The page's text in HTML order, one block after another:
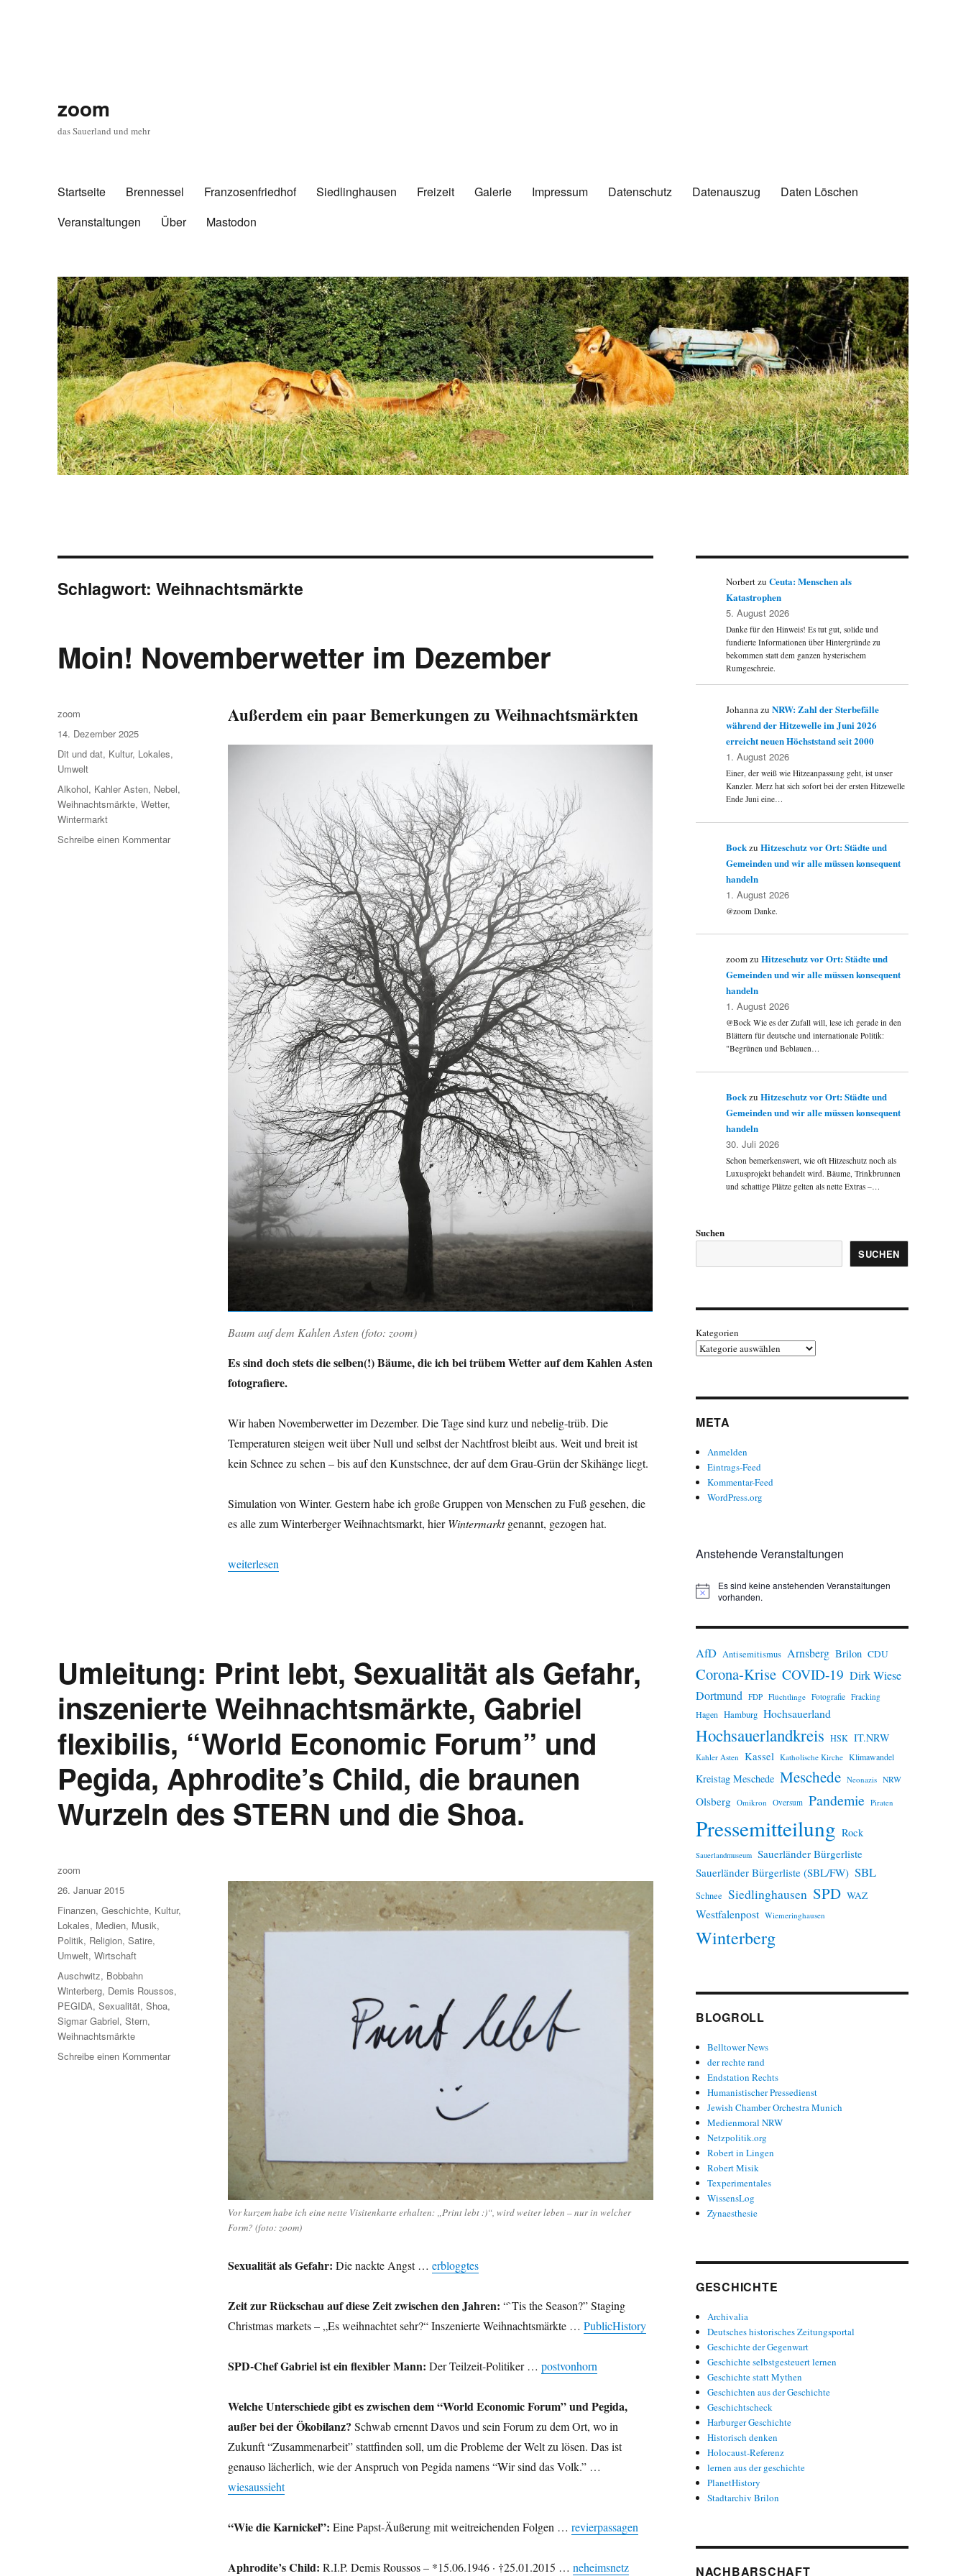
zoom
das Sauerland und mehr
Startseite Brennessel Franzosenfriedhof Siedlinghausen Freizeit Galerie Impressum Datenschutz Datenauszug
Daten Löschen
Veranstaltungen
Über Mastodon
Schlagwort:Weihnachtsmärkte
Moin! Novemberwetter im Dezember
Außerdem ein paar Bemerkungen zu Weihnachtsmärkten
Baum auf dem Kahlen Asten (foto: zoom)
Es sind doch stets die selben(!) Bäume, die ich bei trübem Wetter auf dem Kahlen Asten
fotografiere.
Wir haben Novemberwetter im Dezember. Die Tage sind kurz und nebelig-trüb. Die
Temperaturen steigen weit über Null und selbst der Nachtfrost bleibt aus. Weit und breit ist
kein Schnee zu sehen – bis auf den Kunstschnee, der auf dem Grau-Grün der Skihänge liegt.
Simulation von Winter. Gestern habe ich große Gruppen von Menschen zu Fuß gesehen, die
es alle zum Winterberger Weihnachtsmarkt, hierWintermarktgenannt, gezogen hat.
„Moin! Novemberwetter im Dezember“
weiterlesen
Autor
zoom
Veröffentlicht
am
14. Dezember 2025
Kategorien
Dit und dat, Kultur, Lokales,
Umwelt
Schlagwörter
Alkohol, Kahler Asten, Nebel,
Weihnachtsmärkte,Wetter,
Wintermarkt
Schreibe einen Kommentarzu
Umleitung: Print lebt, Sexualität als Gefahr,
inszenierte Weihnachtsmärkte, Gabriel
flexibilis, “World Economic Forum” und
Pegida, Aphrodite’s Child, die braunen
Wurzeln des STERN und die Shoa.
Vor kurzem habe ich eine nette Visitenkarte erhalten: „Print lebt :)“, wird weiter leben – nur in welcher
Form? (foto: zoom)
Sexualität als Gefahr: Die nackte Angst … erbloggtes
Zeit zur Rückschau auf diese Zeit zwischen den Jahren: “`Tis the Season?” Staging
Christmas markets – „Es weihnachtet sehr?“ Inszenierte Weihnachtsmärkte … PublicHistory
SPD-Chef Gabriel ist ein flexibler Mann: Der Teilzeit-Politiker … postvonhorn
Welche Unterschiede gibt es zwischen dem “World Economic Forum” und Pegida,
außer bei der Ökobilanz? Schwab ernennt Davos und sein Forum zu dem Ort, wo in
Zukunft “Zusammenarbeit” stattfinden soll, um die Probleme der Welt zu lösen. Das ist
genauso lächerlich, wie der Anspruch von Pegida namens “Wir sind das Volk.” …
wiesaussieht
“Wie die Karnickel”: Eine Papst-Äußerung mit weitreichenden Folgen … revierpassagen
Aphrodite’s Child: R.I.P. Demis Roussos – *15.06.1946 · †25.01.2015 … neheimsnetz
Autor
zoom
Veröffentlicht
am
26. Januar 2015
Kategorien
Finanzen,Geschichte, Kultur,
Lokales, Medien, Musik,
Politik, Religion,Satire,
Umwelt,Wirtschaft
Schlagwörter
Auschwitz, Bobbahn
Winterberg, Demis Roussos,
PEGIDA,Sexualität,Shoa,
Sigmar Gabriel,Stern,
Weihnachtsmärkte
Schreibe einen Kommentarzu
Weihnachtsmärkte,
NorbertzuCeuta: Menschen als
Katastrophen
5. August 2026
Danke für den Hinweis! Es tut gut, solide und
fundierte Informationen über Hintergründe zu
bekommen statt dem ganzen hysterischem
Rumgeschreie.
JohannazuNRW: Zahl der Sterbefälle
während der Hitzewelle im Juni 2026
erreicht neuen Höchststand seit 2000
1. August 2026
Einer, der weiß wie Hitzeanpassung geht, ist unser
Kanzler. Merz hat sich sofort bei der ersten Hitzewelle
Ende Juni eine…
BockzuHitzeschutz vor Ort: Städte und
Gemeinden und wir alle müssen konsequent
handeln
1. August 2026
@zoom Danke.
zoomzuHitzeschutz vor Ort: Städte und
Gemeinden und wir alle müssen konsequent
handeln
1. August 2026
@Bock Wie es der Zufall will, lese ich gerade in den
Blättern für deutsche und internationale Politik:
"Begrünen und Beblauen…
BockzuHitzeschutz vor Ort: Städte und
Gemeinden und wir alle müssen konsequent
handeln
30. Juli 2026
Schon bemerkenswert, wie oft Hitzeschutz noch als
Luxusprojekt behandelt wird. Bäume, Trinkbrunnen
und schattige Plätze gelten als nette Extras –…
Suchen
SUCHEN
Kategorien
META
Anmelden
Eintrags-Feed
Kommentar-Feed
WordPress.org
Anstehende Veranstaltungen
H
w
Es sind keine anstehenden Veranstaltungen
vorhanden.
AfD Antisemitismus Arnsberg Brilon CDU
Corona-Krise COVID-19 Dirk Wiese
Dortmund FDP Flüchtlinge Fotografie Fracking
Hagen Hamburg Hochsauerland
Hochsauerlandkreis HSK IT.NRW
Kahler Asten Kassel Katholische Kirche Klimawandel
Kreistag Meschede Meschede Neonazis NRW
Olsberg Omikron Oversum Pandemie Piraten
Pressemitteilung Rock
Sauerlandmuseum Sauerländer Bürgerliste
Sauerländer Bürgerliste (SBL/FW) SBL
Schnee Siedlinghausen SPD WAZ
Westfalenpost Wiemeringhausen
Winterberg
BLOGROLL
Belltower News
der rechte rand
Endstation Rechts
Humanistischer Pressedienst
Jewish Chamber Orchestra Munich
Medienmoral NRW
Netzpolitik.org
Robert in Lingen
Robert Misik
Texperimentales
WissensLog
Zynaesthesie
GESCHICHTE
Archivalia
Deutsches historisches Zeitungsportal
Geschichte der Gegenwart
Geschichte selbstgesteuert lernen
Geschichte statt Mythen
Geschichten aus der Geschichte
Geschichtscheck
Harburger Geschichte
Historisch denken
Holocaust-Referenz
lernen aus der geschichte
PlanetHistory
Stadtarchiv Brilon
NACHBARSCHAFT